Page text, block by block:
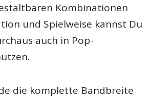
Kombinationen
und Spielweise kannst Du
auch in Pop-
die komplette Bandbreite